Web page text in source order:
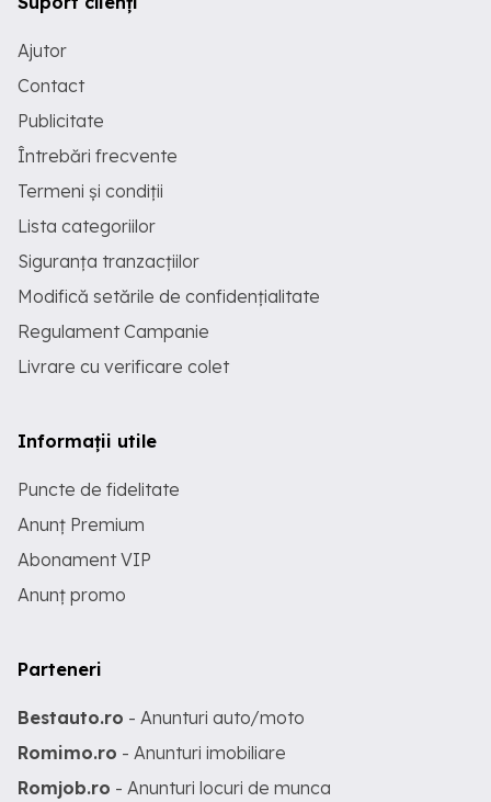
Ajutor
Contact
Publicitate
Întrebări frecvente
Termeni și condiții
Lista categoriilor
Siguranța tranzacțiilor
Modifică setările de confidențialitate
Regulament Campanie
Livrare cu verificare colet
Informații utile
Puncte de fidelitate
Anunț Premium
Abonament VIP
Anunț promo
Parteneri
Bestauto.ro - Anunturi auto/moto
Romimo.ro - Anunturi imobiliare
Romjob.ro - Anunturi locuri de munca